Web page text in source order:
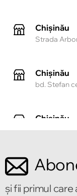
Chișinău
Strada
Chișinău
bd. Stefan
Chișinău
Chișinău
și fii primul